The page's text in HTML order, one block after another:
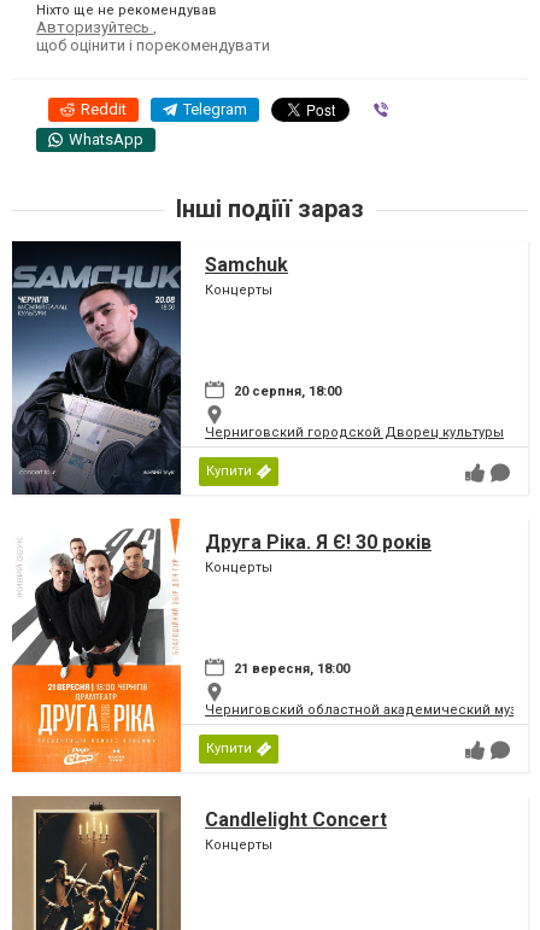
Ніхто ще не рекомендував
Авторизуйтесь
щоб оцінити і порекомендувати
Reddit Telegram
WhatsApp
Інші подіїї зараз
Samchuk
Концерты
20 серпня, 18:00
Черниговский городской Дворец культуры
Купити
Друга Ріка. Я Є! 30 років
Концерты
21 вересня, 18:00
Черниговский областной академический
Купити
Candlelight Concert
Концерты